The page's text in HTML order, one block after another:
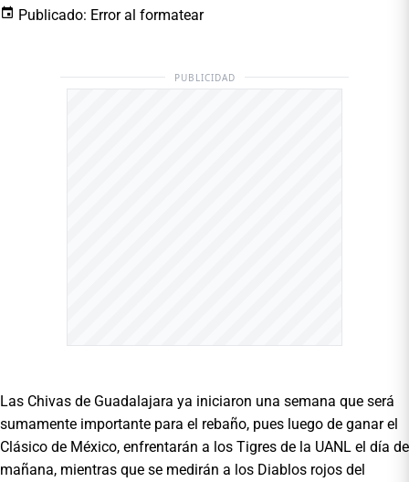
Publicado: Error al formatear
PUBLICIDAD
Las Chivas de Guadalajara ya iniciaron una semana que será
sumamente importante para el rebaño, pues luego de ganar el
Clásico de México, enfrentarán a los Tigres de la UANL el día de
mañana, mientras que se medirán a los Diablos rojos del